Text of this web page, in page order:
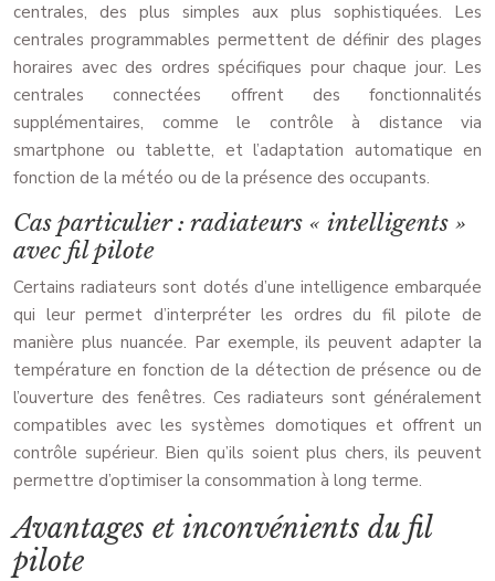
centrales, des plus simples aux plus sophistiquées. Les
centrales programmables permettent de définir des plages
horaires avec des ordres spécifiques pour chaque jour. Les
centrales connectées offrent des fonctionnalités
supplémentaires, comme le contrôle à distance via
smartphone ou tablette, et l’adaptation automatique en
fonction de la météo ou de la présence des occupants.
Cas particulier : radiateurs « intelligents »
avec fil pilote
Certains radiateurs sont dotés d’une intelligence embarquée
qui leur permet d’interpréter les ordres du fil pilote de
manière plus nuancée. Par exemple, ils peuvent adapter la
température en fonction de la détection de présence ou de
l’ouverture des fenêtres. Ces radiateurs sont généralement
compatibles avec les systèmes domotiques et offrent un
contrôle supérieur. Bien qu’ils soient plus chers, ils peuvent
permettre d’optimiser la consommation à long terme.
Avantages et inconvénients du fil
pilote